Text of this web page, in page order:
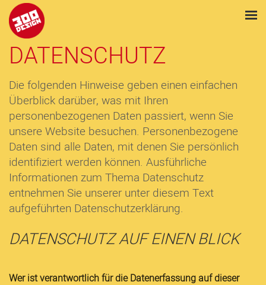
DATENSCHUTZ
Die folgenden Hinweise geben einen einfachen
Überblick darüber, was mit Ihren
personenbezogenen Daten passiert, wenn Sie
unsere Website besuchen. Personenbezogene
Daten sind alle Daten, mit denen Sie persönlich
identifiziert werden können. Ausführliche
Informationen zum Thema Datenschutz
entnehmen Sie unserer unter diesem Text
aufgeführten Datenschutzerklärung.
DATENSCHUTZ AUF EINEN BLICK
Wer ist verantwortlich für die Datenerfassung auf dieser